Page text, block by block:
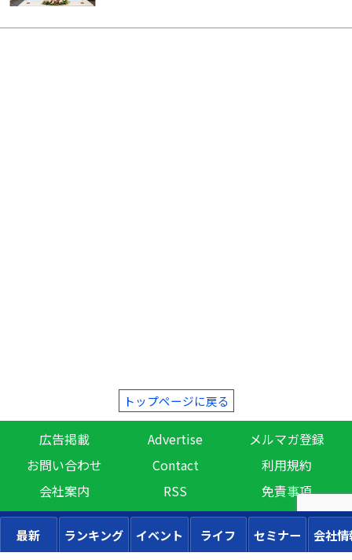
トップページに戻る
広告掲載 Advertise
メルマガ登録
お問い合わせ
Contact
利用規約
会社案内
RSS 免責事項
最新 ランキング イベント ライフ セミナー 会社